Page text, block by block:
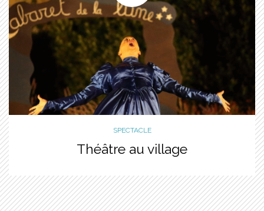
SPECTACLE
Théâtre au village